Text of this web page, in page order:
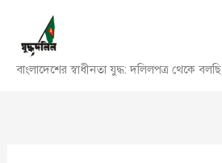
content
বাংলাদেশের স্বাধীনতা যুদ্ধ: দলিলপত্র থেকে বলছি